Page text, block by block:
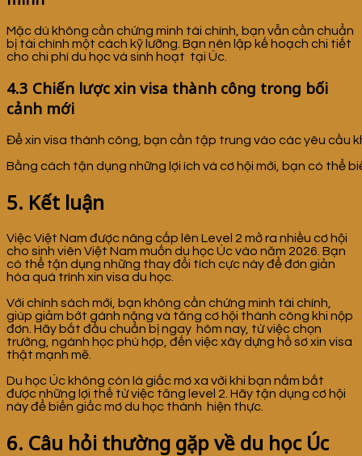
Mặc dù không cần chứng minh tài chính, bạn vẫn cần chuẩn
bị tài chính một cách kỹ lưỡng. Bạn nên lập kế hoạch chi tiết
cho chi phí du học và sinh hoạt tại Úc.
4.3 Chiến lược xin visa thành công trong bối
cảnh mới
Để xin visa thành công, bạn cần tập trung vào các yêu cầu
Bằng cách tận dụng những lợi ích và cơ hội mới, bạn có thể
5. Kết luận
Việc Việt Nam được nâng cấp lên Level 2 mở ra nhiều cơ hội
cho sinh viên Việt Nam muốn du học Úc vào năm 2026. Bạn
có thể tận dụng những thay đổi tích cực này để đơn giản
hóa quá trình xin visa du học.
Với chính sách mới, bạn không cần chứng minh tài chính,
giúp giảm bớt gánh nặng và tăng cơ hội thành công khi nộp
đơn. Hãy bắt đầu chuẩn bị ngay hôm nay, từ việc chọn
trường, ngành học phù hợp, đến việc xây dựng hồ sơ xin visa
thật mạnh mẽ.
Du học Úc không còn là giấc mơ xa vời khi bạn nắm bắt
được những lợi thế từ việc tăng level 2. Hãy tận dụng cơ hội
này để biến giấc mơ du học thành hiện thực.
6. Câu hỏi thường gặp về du học Úc